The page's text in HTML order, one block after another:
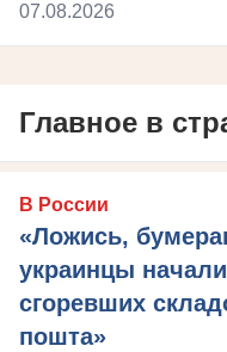
07.08.2026
Главное в
В России
«Ложись,
украинцы
сгоревших
пошта»